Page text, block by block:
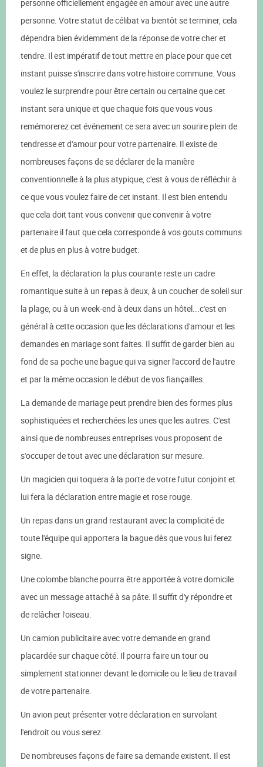
personne officiellement engagée en amour avec une autre
personne. Votre statut de célibat va bientôt se terminer, cela
dépendra bien évidemment de la réponse de votre cher et
tendre. Il est impératif de tout mettre en place pour que cet
instant puisse s'inscrire dans votre histoire commune. Vous
voulez le surprendre pour être certain ou certaine que cet
instant sera unique et que chaque fois que vous vous
remémorerez cet événement ce sera avec un sourire plein de
tendresse et d'amour pour votre partenaire. Il existe de
nombreuses façons de se déclarer de la manière
conventionnelle à la plus atypique, c'est à vous de réfléchir à
ce que vous voulez faire de cet instant. Il est bien entendu
que cela doit tant vous convenir que convenir à votre
partenaire il faut que cela corresponde à vos gouts communs
et de plus en plus à votre budget.
En effet, la déclaration la plus courante reste un cadre
romantique suite à un repas à deux, à un coucher de soleil sur
la plage, ou à un week-end à deux dans un hôtel...c'est en
général à cette occasion que les déclarations d'amour et les
demandes en mariage sont faites. Il suffit de garder bien au
fond de sa poche une bague qui va signer l'accord de l'autre
et par la même occasion le début de vos fiançailles.
La demande de mariage peut prendre bien des formes plus
sophistiquées et recherchées les unes que les autres. C'est
ainsi que de nombreuses entreprises vous proposent de
s'occuper de tout avec une déclaration sur mesure.
Un magicien qui toquera à la porte de votre futur conjoint et
lui fera la déclaration entre magie et rose rouge.
Un repas dans un grand restaurant avec la complicité de
toute l'équipe qui apportera la bague dès que vous lui ferez
signe.
Une colombe blanche pourra être apportée à votre domicile
avec un message attaché à sa pâte. Il suffit d'y répondre et
de relâcher l'oiseau.
Un camion publicitaire avec votre demande en grand
placardée sur chaque côté. Il pourra faire un tour ou
simplement stationner devant le domicile ou le lieu de travail
de votre partenaire.
Un avion peut présenter votre déclaration en survolant
l'endroit ou vous serez.
De nombreuses façons de faire sa demande existent. Il est